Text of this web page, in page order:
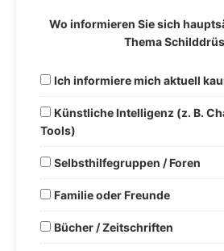
Wo informieren Sie sich
Thema
Ich informiere mich aktuell
Künstliche Intelligenz (z. B.
Tools)
Selbsthilfegruppen / Foren
Familie oder Freunde
Bücher / Zeitschriften